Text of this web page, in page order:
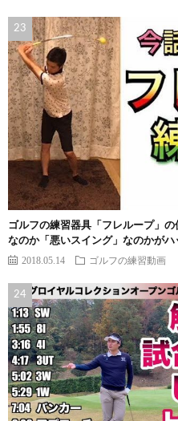
ゴルフの練習器具「フレループ」の
なのか「悪いスイング」なのかがハ
2018.05.14 ゴルフの練習動画